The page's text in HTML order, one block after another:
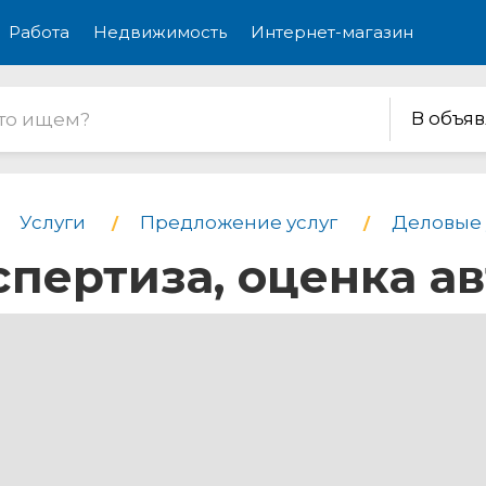
Работа Недвижимость Интернет-магазин
В
Услуги Предложение услуг Деловые
оценка